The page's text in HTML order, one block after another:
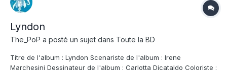
Lyndon
The_PoP a posté un sujet dans Toute la BD
Titre de l'album : Lyndon Scenariste de l'album : Irene
Marchesini Dessinateur de l'album : Carlotta Dicataldo Coloriste :